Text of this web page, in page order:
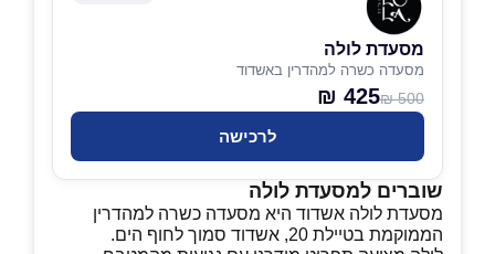
מסעדת לולה
מסעדה כשרה למהדרין באשדוד
500 ₪
425 ₪
לרכישה
שוברים למסעדת לולה
מסעדת לולה אשדוד היא מסעדה כשרה למהדרין
הממוקמת בטיילת 20, אשדוד סמוך לחוף הים.